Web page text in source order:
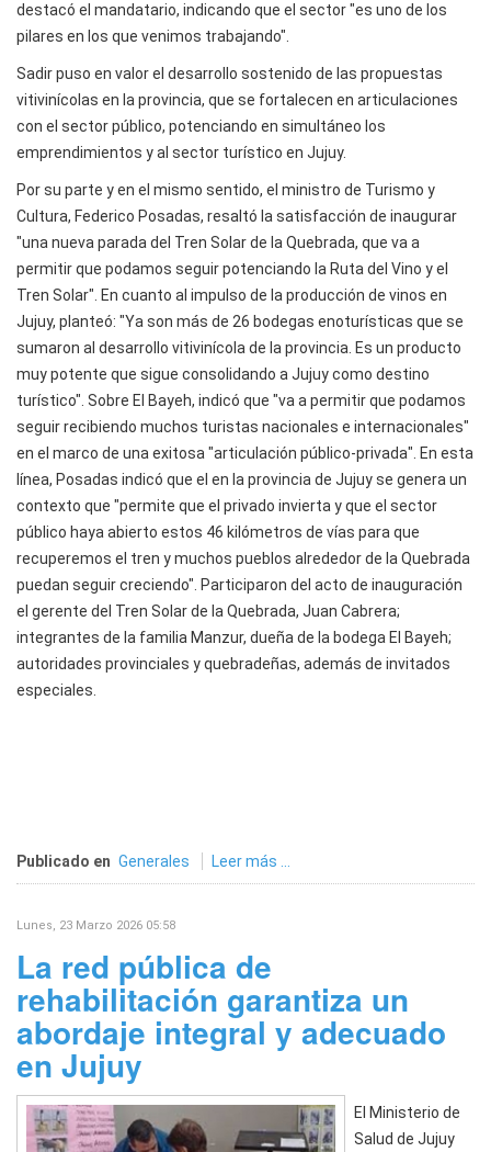
destacó el mandatario, indicando que el sector "es uno de los
pilares en los que venimos trabajando".
Sadir puso en valor el desarrollo sostenido de las propuestas
vitivinícolas en la provincia, que se fortalecen en articulaciones
con el sector público, potenciando en simultáneo los
emprendimientos y al sector turístico en Jujuy.
Por su parte y en el mismo sentido, el ministro de Turismo y
Cultura, Federico Posadas, resaltó la satisfacción de inaugurar
"una nueva parada del Tren Solar de la Quebrada, que va a
permitir que podamos seguir potenciando la Ruta del Vino y el
Tren Solar". En cuanto al impulso de la producción de vinos en
Jujuy, planteó: "Ya son más de 26 bodegas enoturísticas que se
sumaron al desarrollo vitivinícola de la provincia. Es un producto
muy potente que sigue consolidando a Jujuy como destino
turístico". Sobre El Bayeh, indicó que "va a permitir que podamos
seguir recibiendo muchos turistas nacionales e internacionales"
en el marco de una exitosa "articulación público-privada". En esta
línea, Posadas indicó que el en la provincia de Jujuy se genera un
contexto que "permite que el privado invierta y que el sector
público haya abierto estos 46 kilómetros de vías para que
recuperemos el tren y muchos pueblos alrededor de la Quebrada
puedan seguir creciendo". Participaron del acto de inauguración
el gerente del Tren Solar de la Quebrada, Juan Cabrera;
integrantes de la familia Manzur, dueña de la bodega El Bayeh;
autoridades provinciales y quebradeñas, además de invitados
especiales.
Publicado en Generales Leer más ...
Lunes, 23 Marzo 2026 05:58
La red pública de
rehabilitación garantiza un
abordaje integral y adecuado
en Jujuy
El Ministerio de
Salud de Jujuy